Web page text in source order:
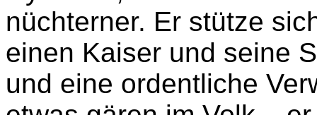
nüchterner. Er stütze
einen Kaiser und seine
und eine ordentliche